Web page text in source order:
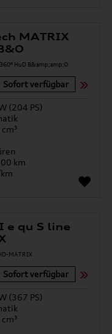
MATRIX
Sofort verfügbar
(204 PS)
km
e qu S line
Sofort verfügbar
(367 PS)